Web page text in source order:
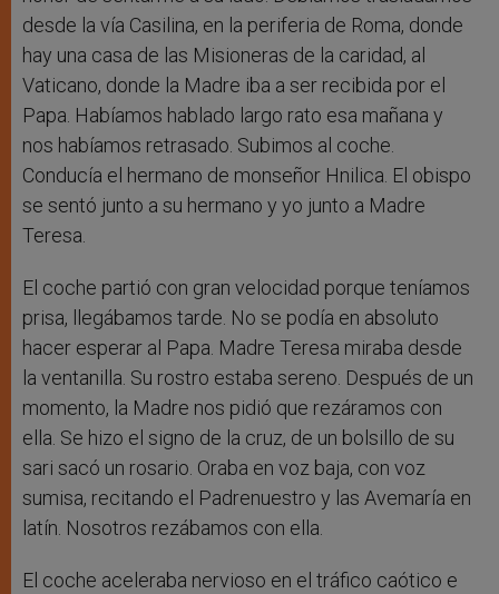
desde la vía Casilina, en la periferia de Roma, donde
hay una casa de las Misioneras de la caridad, al
Vaticano, donde la Madre iba a ser recibida por el
Papa. Habíamos hablado largo rato esa mañana y
nos habíamos retrasado. Subimos al coche.
Conducía el hermano de monseñor Hnilica. El obispo
se sentó junto a su hermano y yo junto a Madre
Teresa.
El coche partió con gran velocidad porque teníamos
prisa, llegábamos tarde. No se podía en absoluto
hacer esperar al Papa. Madre Teresa miraba desde
la ventanilla. Su rostro estaba sereno. Después de un
momento, la Madre nos pidió que rezáramos con
ella. Se hizo el signo de la cruz, de un bolsillo de su
sari sacó un rosario. Oraba en voz baja, con voz
sumisa, recitando el Padrenuestro y las Avemaría en
latín. Nosotros rezábamos con ella.
El coche aceleraba nervioso en el tráfico caótico e